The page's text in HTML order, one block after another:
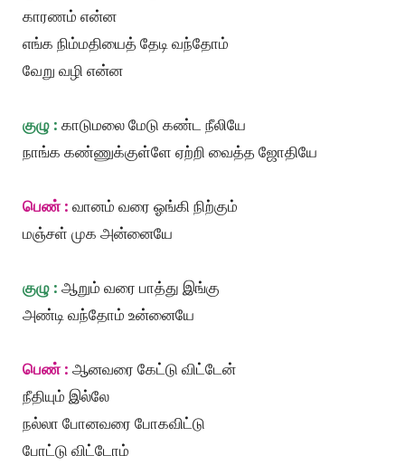
காரணம் என்ன
எங்க நிம்மதியைத் தேடி வந்தோம்
வேறு வழி என்ன
குழு : காடுமலை மேடு கண்ட நீலியே
நாங்க கண்ணுக்குள்ளே ஏற்றி வைத்த ஜோதியே
பெண் : வானம் வரை ஓங்கி நிற்கும்
மஞ்சள் முக அன்னையே
குழு : ஆறும் வரை பாத்து இங்கு
அண்டி வந்தோம் உன்னையே
பெண் : ஆனவரை கேட்டு விட்டேன்
நீதியும் இல்லே
நல்லா போனவரை போகவிட்டு
போட்டு விட்டோம்